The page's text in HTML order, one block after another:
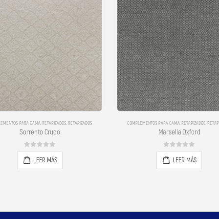
PARA CAMA, RETAPIZADOS, RETAPIZADOS
Marsella Oxford
0out of 5
LEER MÁS
COMPLEMENTOS PARA CAMA, RETAPIZADOS,
DAKAR MARFIL
0out of 5
LEER MÁS